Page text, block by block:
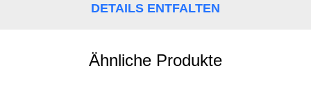
DETAILS ENTFALTEN
Ähnliche Produkte